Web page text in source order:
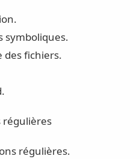
symboliques.
des fichiers.
régulières
régulières.